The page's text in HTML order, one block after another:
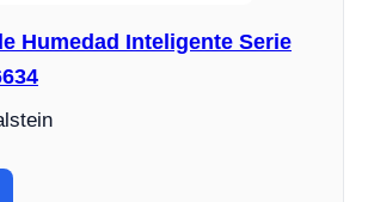
Humedad Inteligente Serie